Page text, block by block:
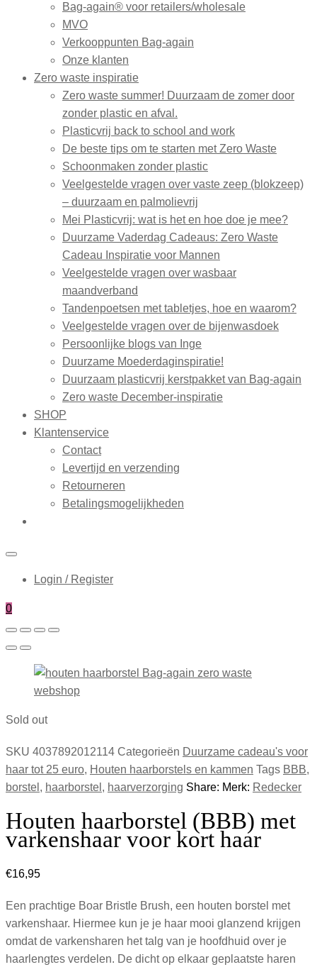
Bag-again® voor retailers/wholesale
MVO
Verkooppunten Bag-again
Onze klanten
Zero waste inspiratie
Zero waste summer! Duurzaam de zomer door
zonder plastic en afval.
Plasticvrij back to school and work
De beste tips om te starten met Zero Waste
Schoonmaken zonder plastic
Veelgestelde vragen over vaste zeep (blokzeep)
– duurzaam en palmolievrij
Mei Plasticvrij: wat is het en hoe doe je mee?
Duurzame Vaderdag Cadeaus: Zero Waste
Cadeau Inspiratie voor Mannen
Veelgestelde vragen over wasbaar
maandverband
Tandenpoetsen met tabletjes, hoe en waarom?
Veelgestelde vragen over de bijenwasdoek
Persoonlijke blogs van Inge
Duurzame Moederdaginspiratie!
Duurzaam plasticvrij kerstpakket van Bag-again
Zero waste December-inspiratie
SHOP
Klantenservice
Contact
Levertijd en verzending
Retourneren
Betalingsmogelijkheden
Login / Register
0
Sold out
SKU 4037892012114 Categorieën Duurzame cadeau's voor
haar tot 25 euro, Houten haarborstels en kammen Tags BBB,
borstel , haarborstel , haarverzorging Share: Merk: Redecker
Houten haarborstel (BBB) met
varkenshaar voor kort haar
€16,95
Een prachtige Boar Bristle Brush, een houten borstel met
varkenshaar. Hiermee kun je je haar mooi glanzend krijgen
omdat de varkensharen het talg van je hoofdhuid over je
haarlengtes verdelen. De dicht op elkaar geplaatste haren